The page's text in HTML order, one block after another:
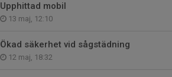
Upphittad mobil
13 maj, 12:10
Ökad säkerhet vid sågstädning
12 maj, 18:32